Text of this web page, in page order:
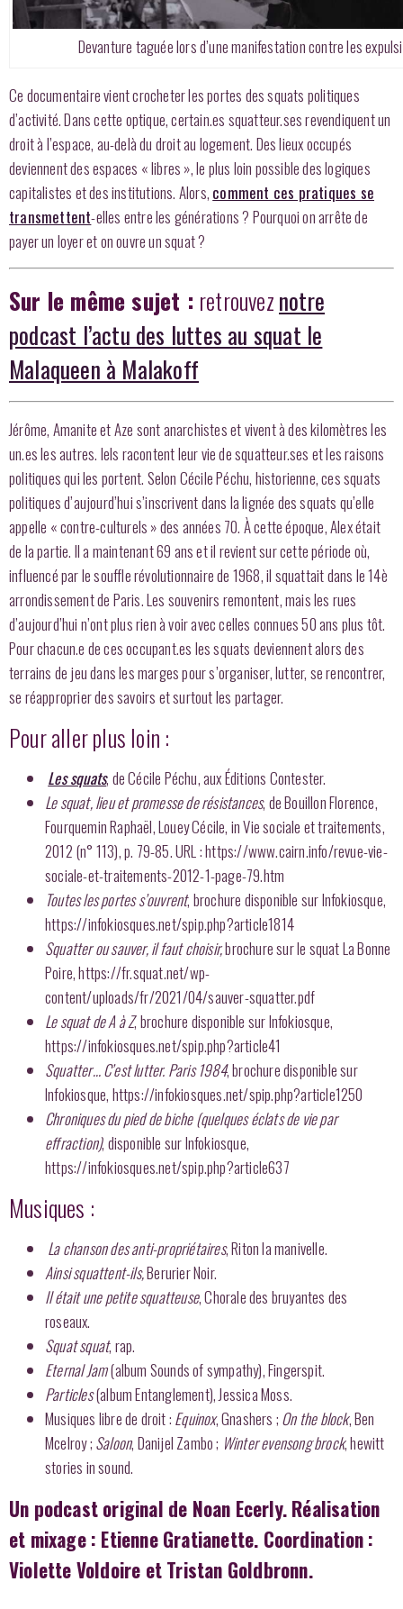
Devanture taguée lors d’une manifestation contre les
Ce documentaire vient crocheter les portes des squats politiques
d’activité. Dans cette optique, certain.es squatteur.ses revendiquent un
droit à l’espace, au-delà du droit au logement. Des lieux occupés
deviennent des espaces « libres », le plus loin possible des logiques
capitalistes et des institutions. Alors, comment ces pratiques se
transmettent-elles entre les générations ? Pourquoi on arrête de
payer un loyer et on ouvre un squat ?
Sur le même sujet : retrouveznotre
podcast l’actu des luttes au squat le
Malaqueen à Malakoff
Jérôme, Amanite et Aze sont anarchistes et vivent à des kilomètres les
un.es les autres. Iels racontent leur vie de squatteur.ses et les raisons
politiques qui les portent. Selon Cécile Péchu, historienne, ces squats
politiques d’aujourd’hui s’inscrivent dans la lignée des squats qu’elle
appelle « contre-culturels » des années 70. À cette époque, Alex était
de la partie. Il a maintenant 69 ans et il revient sur cette période où,
influencé par le souffle révolutionnaire de 1968, il squattait dans le 14è
arrondissement de Paris. Les souvenirs remontent, mais les rues
d’aujourd’hui n’ont plus rien à voir avec celles connues 50 ans plus tôt.
Pour chacun.e de ces occupant.es les squats deviennent alors des
terrains de jeu dans les marges pour s’organiser, lutter, se rencontrer,
se réapproprier des savoirs et surtout les partager.
Pour aller plus loin :
Les squats, de Cécile Péchu, aux Éditions Contester.
Le squat, lieu et promesse de résistances, de Bouillon Florence,
Fourquemin Raphaël, Louey Cécile, in Vie sociale et traitements,
2012 (n° 113), p. 79-85. URL : https://www.cairn.info/revue-vie-
sociale-et-traitements-2012-1-page-79.htm
Toutes les portes s’ouvrent, brochure disponible sur Infokiosque,
https://infokiosques.net/spip.php?article1814
Squatter ou sauver, il faut choisir,brochure sur le squat La Bonne
Poire, https://fr.squat.net/wp-
content/uploads/fr/2021/04/sauver-squatter.pdf
Le squat de A à Z, brochure disponible sur Infokiosque,
https://infokiosques.net/spip.php?article41
Squatter… C’est lutter. Paris 1984, brochure disponible sur
Infokiosque, https://infokiosques.net/spip.php?article1250
Chroniques du pied de biche (quelques éclats de vie par
effraction), disponible sur Infokiosque,
https://infokiosques.net/spip.php?article637
Musiques :
La chanson des anti-propriétaires, Riton la manivelle.
Ainsi squattent-ils,Berurier Noir.
Il était une petite squatteuse, Chorale des bruyantes des
roseaux.
Squat squat, rap.
Eternal Jam(album Sounds of sympathy), Fingerspit.
Particles(album Entanglement), Jessica Moss.
Musiques libre de droit : Equinox, Gnashers ; On the block, Ben
Mcelroy ; Saloon, Danijel Zambo ; Winter evensong brock, hewitt
stories in sound.
Un podcast original de Noan Ecerly. Réalisation
et mixage : Etienne Gratianette. Coordination :
Violette Voldoire et Tristan Goldbronn.